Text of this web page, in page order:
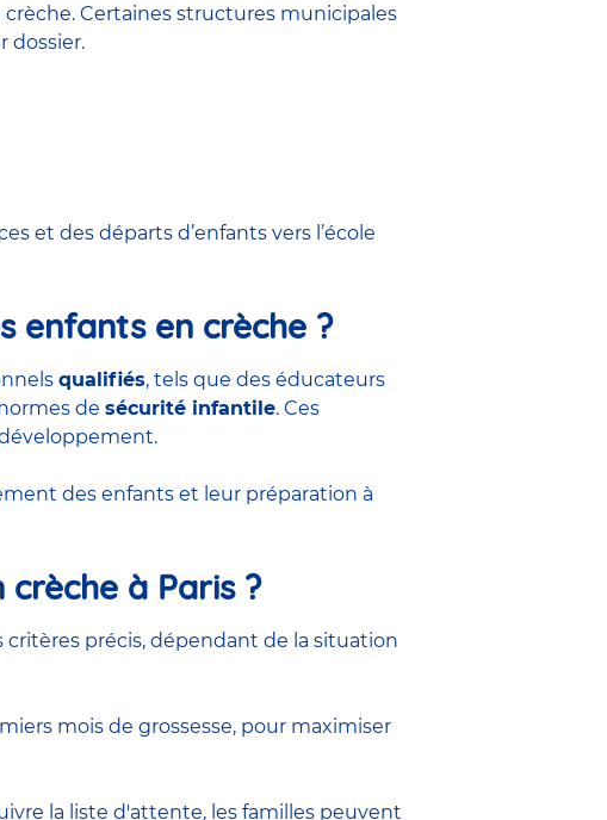
Certaines structures municipales
dossier.
et des départs d’enfants vers l’école
enfants en crèche ?
qualifiés, tels que des éducateurs
de sécurité infantile. Ces
des enfants et leur préparation à
à Paris ?
critères précis, dépendant de la situation
mois de grossesse, pour maximiser
la liste d'attente, les familles peuvent